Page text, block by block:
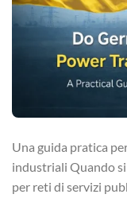
Una guida pratica
industriali Quando
per reti di servizi